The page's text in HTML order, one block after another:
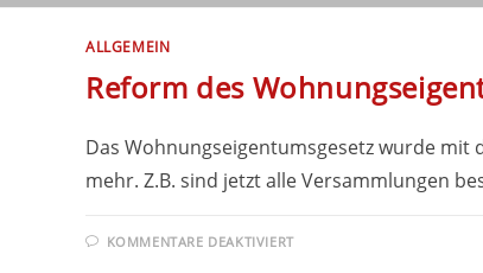
ALLGEMEIN
Reform des
Das Wohnungseigentumsgesetz wurde mit
mehr. Z.B. sind jetzt alle Versammlungen
KOMMENTARE DEAKTIVIERTFÜR